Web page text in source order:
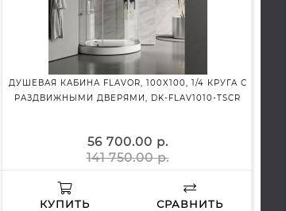
ДУШЕВАЯ КАБИНА FLAVOR, 100X100, 1/4 КРУГА С
РАЗДВИЖНЫМИ ДВЕРЯМИ, DK-FLAV1010-TSCR
56 700.00 р.
141 750.00 р.
КУПИТЬ СРАВНИТЬ